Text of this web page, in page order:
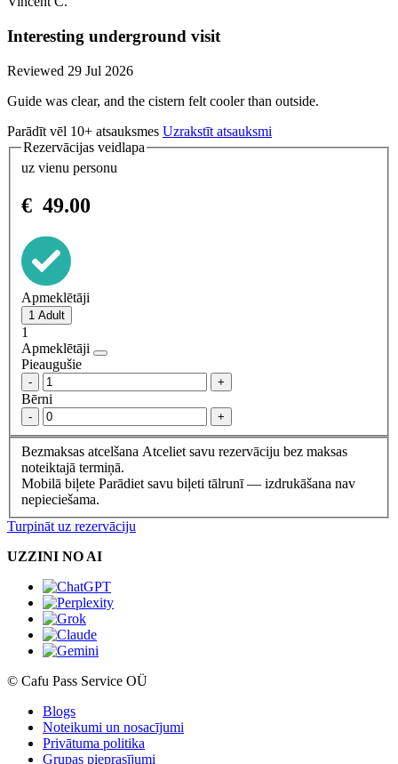
Interesting underground visit
Reviewed 29 Jul 2026
Guide was clear, and the cistern felt cooler than outside.
Parādīt vēl 10+ atsauksmes Uzrakstīt atsauksmi
Rezervācijas veidlapa
uz vienu personu
€ 49.00
Apmeklētāji
1
Apmeklētāji
Pieaugušie
- +
Bērni
- +
Bezmaksas atcelšana Atceliet savu rezervāciju bez maksas
noteiktajā termiņā.
Mobilā biļete Parādiet savu biļeti tālrunī — izdrukāšana nav
nepieciešama.
Turpināt uz rezervāciju
UZZINI NO AI
© Cafu Pass Service OÜ
Blogs
Noteikumi un nosacījumi
Privātuma politika
Grupas pieprasījumi